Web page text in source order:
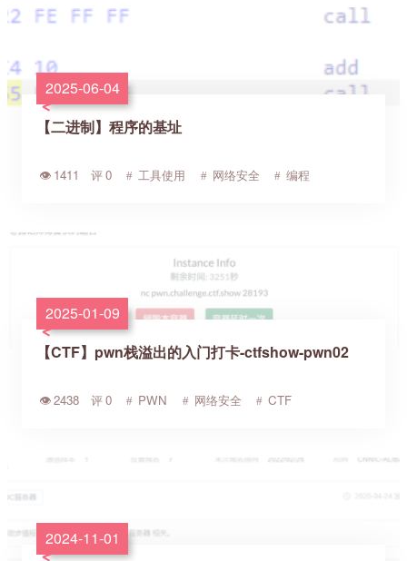
2025-06-04
【二进制】程序的基址
1411 0 工具使用 网络安全 编程
2025-01-09
【CTF】pwn栈溢出的入门打卡-ctfshow-pwn02
2438 0 PWN 网络安全 CTF
2024-11-01